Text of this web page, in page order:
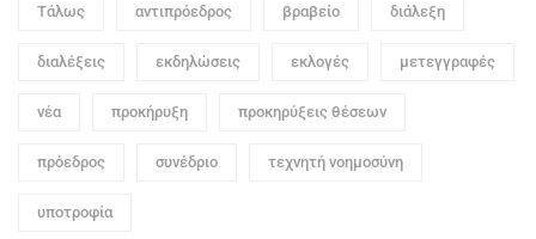
Τάλως αντιπρόεδρος βραβείο διάλεξη
διαλέξεις εκδηλώσεις εκλογές μετεγγραφές
νέα προκήρυξη προκηρύξεις θέσεων
πρόεδρος συνέδριο τεχνητή νοημοσύνη
υποτροφία